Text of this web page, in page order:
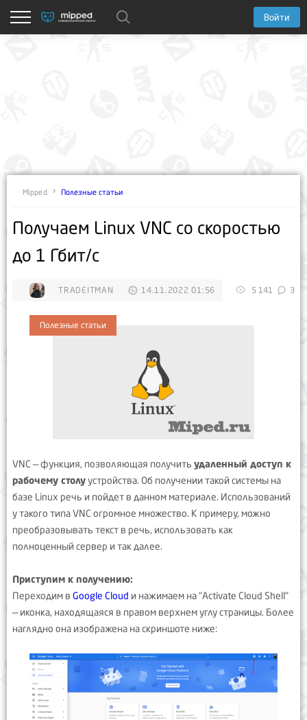
Войти
Mipped Полезные статьи
Получаем Linux VNC со скоростью
до 1 Гбит/с
TRADEITMAN 14.11.2022 01:56 5 141 3
Полезные статьи
VNC — функция, позволяющая получить удаленный доступ к
рабочему столуустройства. Об получении такой системы на
базе Linux речь и пойдет в данном материале. Использований
у такого типа VNC огромное множество. К примеру, можно
преобразовывать текст в речь, использовать как
полноценный сервер и так далее.
Приступим к получению:
Переходим в Google Cloud и нажимаем на "Activate Cloud Shell"
— иконка, находящаяся в правом верхнем углу страницы. Более
наглядно она изображена на скриншоте ниже: